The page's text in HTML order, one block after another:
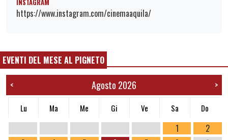
INSTAGRAM
https://www.instagram.com/cinemaaquila/
EVENTI DEL MESE AL PIGNETO
< Agosto 2026 >
Lu Ma Me Gi Ve Sa Do
1
2